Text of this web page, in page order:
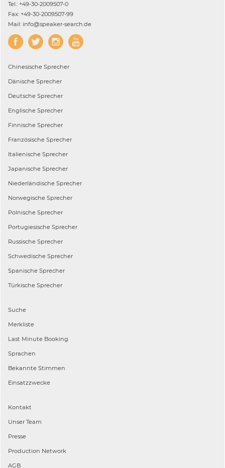
Tel.: +49-30-2009507-0
Fax: +49-30-2009507-99
Mail: info@speaker-search.de
Chinesische Sprecher
Dänische Sprecher
Deutsche Sprecher
Englische Sprecher
Finnische Sprecher
Französische Sprecher
Italienische Sprecher
Japanische Sprecher
Niederländische Sprecher
Norwegische Sprecher
Polnische Sprecher
Portugiesische Sprecher
Russische Sprecher
Schwedische Sprecher
Spanische Sprecher
Türkische Sprecher
Suche
Merkliste
Last Minute Booking
Sprachen
Bekannte Stimmen
Einsatzzwecke
Kontakt
Unser Team
Presse
Production Network
AGB